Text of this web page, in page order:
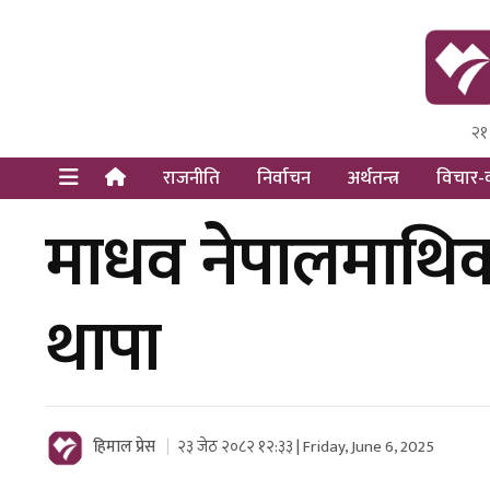
Himal
Dot
राजनीति निर्वाचन अर्थतन्त्र विचार-
माधव
थापा
हिमाल प्रेस २३ जेठ २०८२ १२:३३ | Friday, June 6, 2025